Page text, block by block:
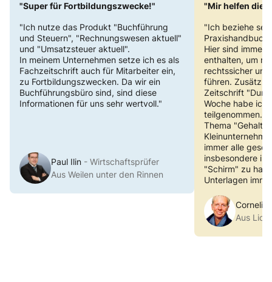
"Super für Fortbildungszwecke!"
"Ich nutze das Produkt "Buchführung
und Steuern", "Rechnungswesen aktuell"
und "Umsatzsteuer aktuell".
In meinem Unternehmen setze ich es als
Fachzeitschrift auch für Mitarbeiter ein,
zu Fortbildungszwecken. Da wir ein
Buchführungsbüro sind, sind diese
Informationen für uns sehr wertvoll."
Paul Ilin - Wirtschaftsprüfer
Aus Weilen unter den Rinnen
"Mir helfen die
"Ich beziehe
Praxishandbuch
Hier sind immer
enthalten, um
rechtssicher
führen.
Zeitschrift
Woche habe ich
teilgenommen.
Thema
immer alle
insbesondere
"Schirm" zu
Unterlagen
Cornelia
Aus